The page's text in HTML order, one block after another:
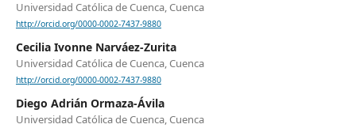
Universidad Católica de Cuenca, Cuenca
http://orcid.org/0000-0002-7437-9880
Cecilia Ivonne Narváez-Zurita
Universidad Católica de Cuenca, Cuenca
http://orcid.org/0000-0002-7437-9880
Diego Adrián Ormaza-Ávila
Universidad Católica de Cuenca, Cuenca